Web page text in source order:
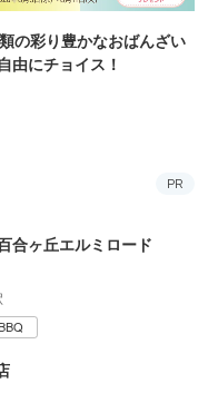
の彩り豊かなおばんざい
由にチョイス！
PR
合ヶ丘エルミロード